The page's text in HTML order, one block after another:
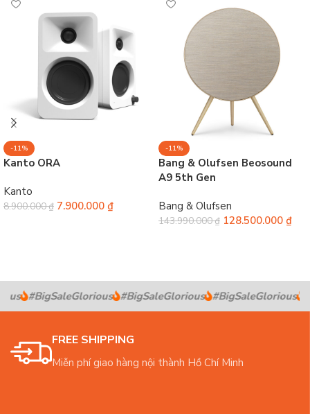
-11%
Kanto ORA
Kanto
8.900.000₫ 7.900.000 ₫
-11%
Bang & Olufsen Beosound
A9 5th Gen
Bang & Olufsen
143.990.000₫ 128.500.000 ₫
#BigSaleGlorious #BigSaleGlorious #BigSaleGlorious
FREE SHIPPING
Miễn phí giao hàng nội thành Hồ Chí Minh